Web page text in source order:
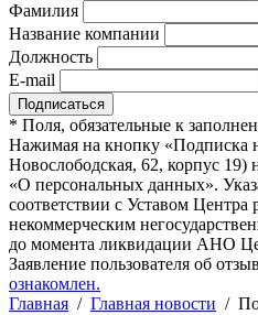
Фамилия
Название компании
Должность
E-mail
* Поля, обязательные к
Нажимая на кнопку «Подписка
Новослободская, 62, корпус
«О персональных данных».
соответствии с Уставом
некоммерческим
до момента ликвидации АНО
Заявление пользователя об
ознакомлен.
Главная / Главная новости /